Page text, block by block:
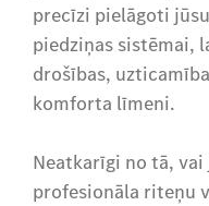
precīzi pielāgoti
piedziņas sistēmai,
drošības,
komforta līmeni.
Neatkarīgi no tā,
profesionāla riteņu